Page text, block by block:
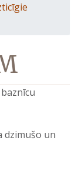
dzimušo un